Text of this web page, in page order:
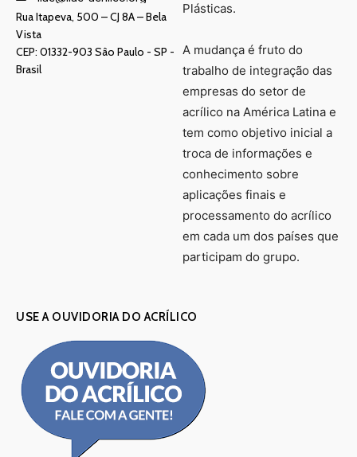
Rua Itapeva, 500 – CJ 8A – Bela
Vista
CEP: 01332-903 Sâo Paulo - SP -
Brasil
Plásticas.
A mudança é fruto do
trabalho de integração das
empresas do setor de
acrílico na América Latina e
tem como objetivo inicial a
troca de informações e
conhecimento sobre
aplicações finais e
processamento do acrílico
em cada um dos países que
participam do grupo.
USE A OUVIDORIA DO ACRÍLICO